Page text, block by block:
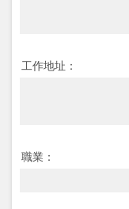
工作地址：
職業：